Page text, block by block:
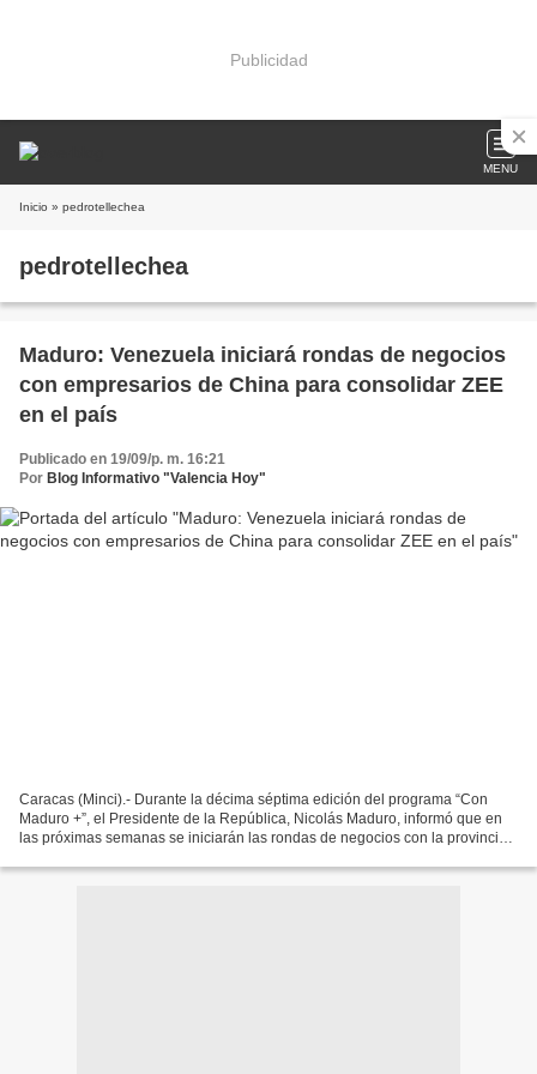
Publicidad
MENU
Inicio » pedrotellechea
pedrotellechea
Maduro: Venezuela iniciará rondas de negocios
con empresarios de China para consolidar ZEE
en el país
Publicado en 19/09/p. m. 16:21
Por Blog Informativo "Valencia Hoy"
Caracas (Minci).- Durante la décima séptima edición del programa “Con
Maduro +”, el Presidente de la República, Nicolás Maduro, informó que en
las próximas semanas se iniciarán las rondas de negocios con la provincia